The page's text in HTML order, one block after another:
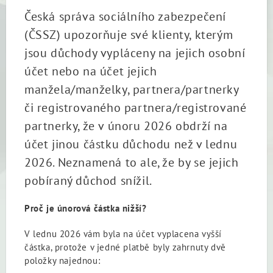
Česká správa sociálního zabezpečení
(ČSSZ) upozorňuje své klienty, kterým
jsou důchody vypláceny na jejich osobní
účet nebo na účet jejich
manžela/manželky, partnera/partnerky
či registrovaného partnera/registrované
partnerky, že v únoru 2026 obdrží na
účet jinou částku důchodu než v lednu
2026. Neznamená to ale, že by se jejich
pobíraný důchod snížil.
Proč je únorová částka nižší?
V lednu 2026 vám byla na účet vyplacena vyšší
částka, protože v jedné platbě byly zahrnuty dvě
položky najednou: